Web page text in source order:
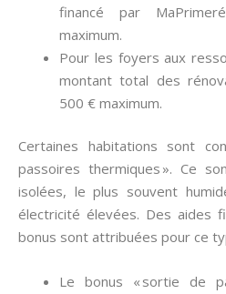
financé par
maximum.
Pour les foyers aux
montant total des
500 € maximum.
Certaines habitations sont
passoires thermiques ». Ce
isolées, le plus souvent
électricité élevées. Des aides
bonus sont attribuées pour ce
Le bonus « sortie de